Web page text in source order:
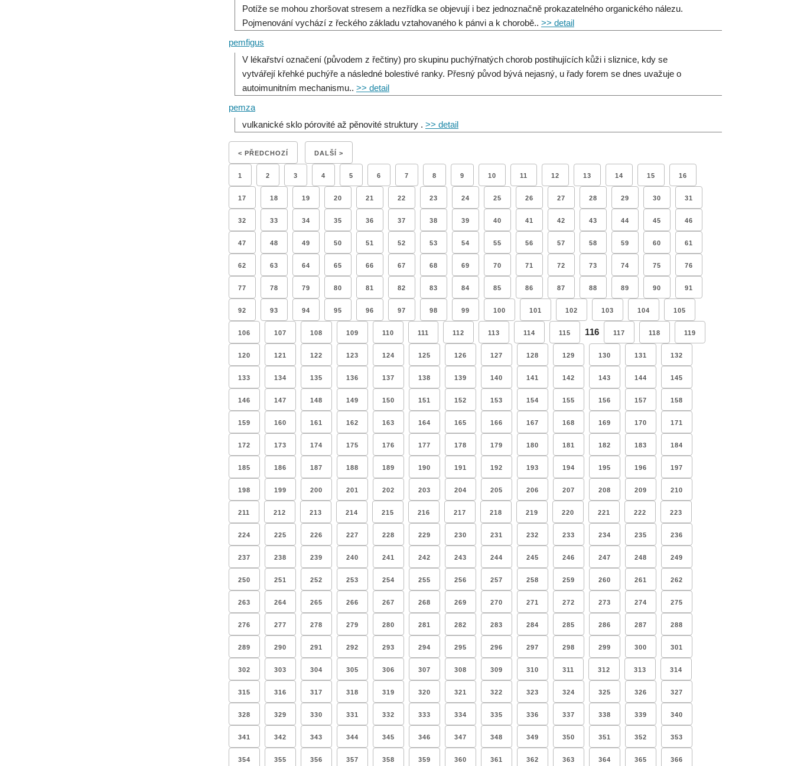
Potíže se mohou zhoršovat stresem a nezřídka se objevují i bez jednoznačně prokazatelného organického nálezu.
Pojmenování vychází z řeckého základu vztahovaného k pánvi a k chorobě.. >> detail
pemfigus
V lékařství označení (původem z řečtiny) pro skupinu puchýřnatých chorob postihujících kůži i sliznice, kdy se
vytvářejí křehké puchýře a následné bolestivé ranky. Přesný původ bývá nejasný, u řady forem se dnes uvažuje o
autoimunitním mechanismu.. >> detail
pemza
vulkanické sklo pórovité až pěnovité struktury . >> detail
< PŘEDCHOZÍ DALŠÍ >
1 2 3 4 5 6 7 8 9 10 11 12 13 14 15 16
17 18 19 20 21 22 23 24 25 26 27 28 29 30 31
32 33 34 35 36 37 38 39 40 41 42 43 44 45 46
47 48 49 50 51 52 53 54 55 56 57 58 59 60 61
62 63 64 65 66 67 68 69 70 71 72 73 74 75 76
77 78 79 80 81 82 83 84 85 86 87 88 89 90 91
92 93 94 95 96 97 98 99 100 101 102 103 104 105
106 107 108 109 110 111 112 113 114 115 116 117 118 119
120 121 122 123 124 125 126 127 128 129 130 131 132
133 134 135 136 137 138 139 140 141 142 143 144 145
146 147 148 149 150 151 152 153 154 155 156 157 158
159 160 161 162 163 164 165 166 167 168 169 170 171
172 173 174 175 176 177 178 179 180 181 182 183 184
185 186 187 188 189 190 191 192 193 194 195 196 197
198 199 200 201 202 203 204 205 206 207 208 209 210
211 212 213 214 215 216 217 218 219 220 221 222 223
224 225 226 227 228 229 230 231 232 233 234 235 236
237 238 239 240 241 242 243 244 245 246 247 248 249
250 251 252 253 254 255 256 257 258 259 260 261 262
263 264 265 266 267 268 269 270 271 272 273 274 275
276 277 278 279 280 281 282 283 284 285 286 287 288
289 290 291 292 293 294 295 296 297 298 299 300 301
302 303 304 305 306 307 308 309 310 311 312 313 314
315 316 317 318 319 320 321 322 323 324 325 326 327
328 329 330 331 332 333 334 335 336 337 338 339 340
341 342 343 344 345 346 347 348 349 350 351 352 353
354 355 356 357 358 359 360 361 362 363 364 365 366